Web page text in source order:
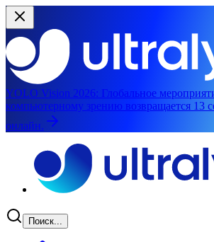
YOLO Vision 2026: Глобальное
компьютерному зрению возвращается 13
онлайн.
Поиск...